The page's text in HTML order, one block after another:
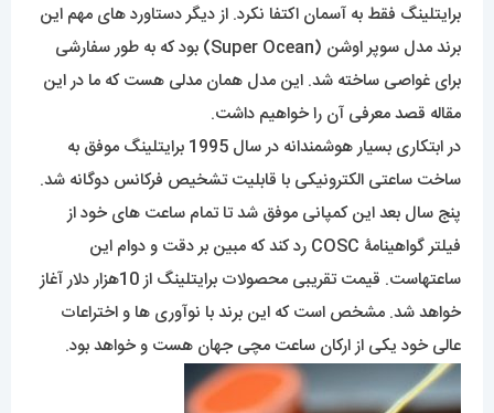
برایتلینگ فقط به آسمان اکتفا نکرد. از دیگر دستاورد های مهم این
برند مدل سوپر اوشن (Super Ocean) بود که به طور سفارشی
برای غواصی ساخته شد. این مدل همان مدلی هست که ما در این
مقاله قصد معرفی آن را خواهیم داشت.
در ابتکاری بسیار هوشمندانه در سال 1995 برایتلینگ موفق به
ساخت ساعتی الکترونیکی با قابلیت تشخیص فرکانس دوگانه شد.
پنج سال بعد این کمپانی موفق شد تا تمام ساعت های خود از
فیلتر گواهینامۀ COSC رد کند که مبین بر دقت و دوام این
ساعتهاست. قیمت تقریبی محصولات برایتلینگ از 10هزار دلار آغاز
خواهد شد. مشخص است که این برند با نوآوری ها و اختراعات
عالی خود یکی از ارکان ساعت مچی جهان هست و خواهد بود.